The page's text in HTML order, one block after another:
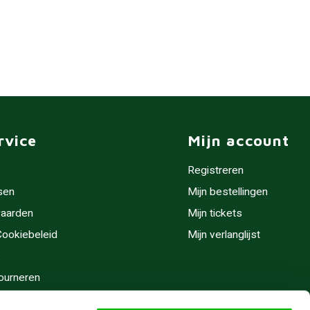
Mijn account
Registreren
Mijn bestellingen
Mijn tickets
Mijn verlanglijst